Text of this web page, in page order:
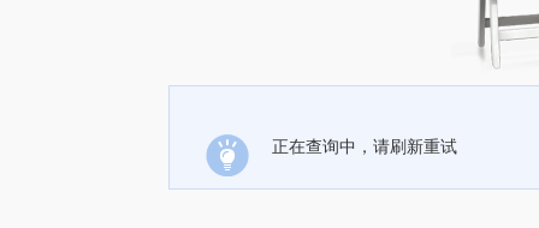
正在查询中，请刷新重试